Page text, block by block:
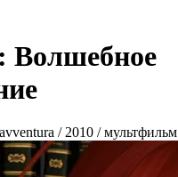
Волшебное
/ 2010 / мультфильм